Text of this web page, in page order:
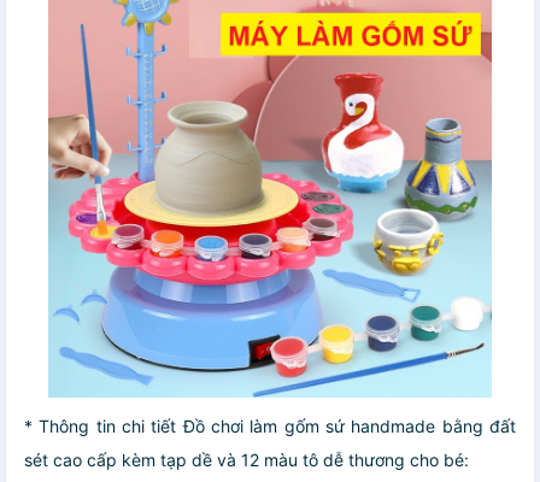
* Thông tin chi tiết Đồ chơi làm gốm sứ handmade bằng đất
sét cao cấp kèm tạp dề và 12 màu tô dễ thương cho bé: